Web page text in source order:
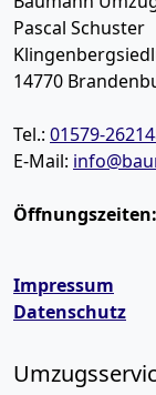
Pascal Schuster
14770
Tel.: 01579-
E-Mail:
Öffnungszeiten:
Impressum
Datenschutz